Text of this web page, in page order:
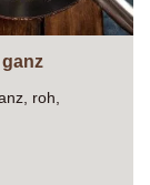
roh,